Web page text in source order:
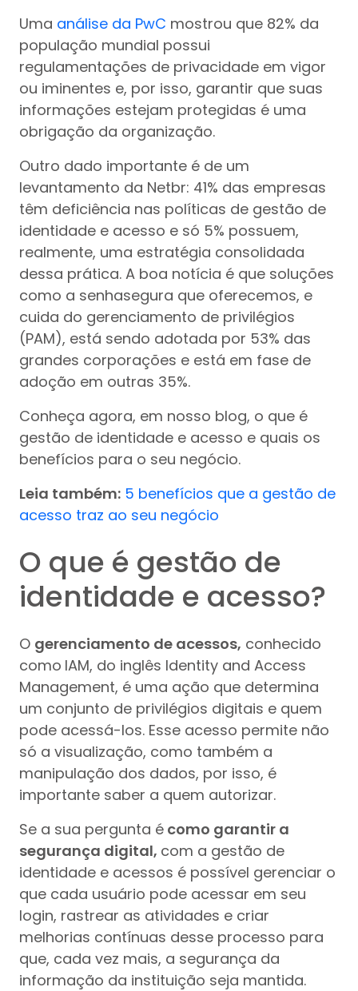
Uma análise da PwC mostrou que 82% da
população mundial possui
regulamentações de privacidade em vigor
ou iminentes e, por isso, garantir que suas
informações estejam protegidas é uma
obrigação da organização.
Outro dado importante é de um
levantamento da Netbr: 41% das empresas
têm deficiência nas políticas de gestão de
identidade e acesso e só 5% possuem,
realmente, uma estratégia consolidada
dessa prática. A boa notícia é que soluções
como a senhasegura que oferecemos, e
cuida do gerenciamento de privilégios
(PAM), está sendo adotada por 53% das
grandes corporações e está em fase de
adoção em outras 35%.
Conheça agora, em nosso blog, o que é
gestão de identidade e acesso e quais os
benefícios para o seu negócio.
Leia também: 5 benefícios que a gestão de
acesso traz ao seu negócio
O que é gestão de
identidade e acesso?
O gerenciamento de acessos, conhecido
como IAM, do inglês Identity and Access
Management, é uma ação que determina
um conjunto de privilégios digitais e quem
pode acessá-los. Esse acesso permite não
só a visualização, como também a
manipulação dos dados, por isso, é
importante saber a quem autorizar.
Se a sua pergunta é como garantir a
segurança digital, com a gestão de
identidade e acessos é possível gerenciar o
que cada usuário pode acessar em seu
login, rastrear as atividades e criar
melhorias contínuas desse processo para
que, cada vez mais, a segurança da
informação da instituição seja mantida.